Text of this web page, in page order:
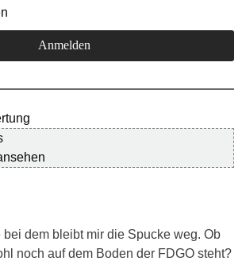
dem bleibt mir die Spucke weg. Ob
noch auf dem Boden der FDGO steht?